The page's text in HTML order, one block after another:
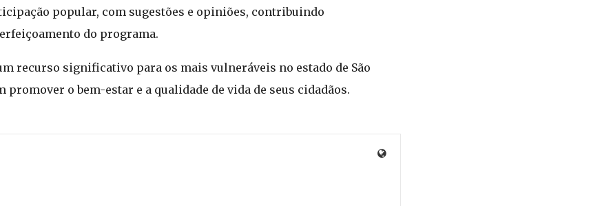
popular, com sugestões e opiniões, contribuindo
do programa.
recurso significativo para os mais vulneráveis no estado de São
o bem-estar e a qualidade de vida de seus cidadãos.